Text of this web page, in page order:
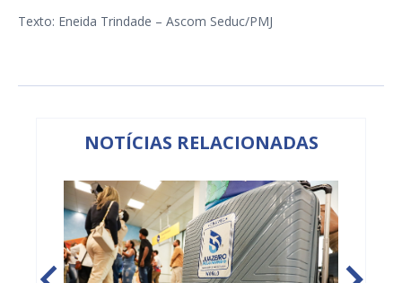
Texto: Eneida Trindade – Ascom Seduc/PMJ
NOTÍCIAS RELACIONADAS